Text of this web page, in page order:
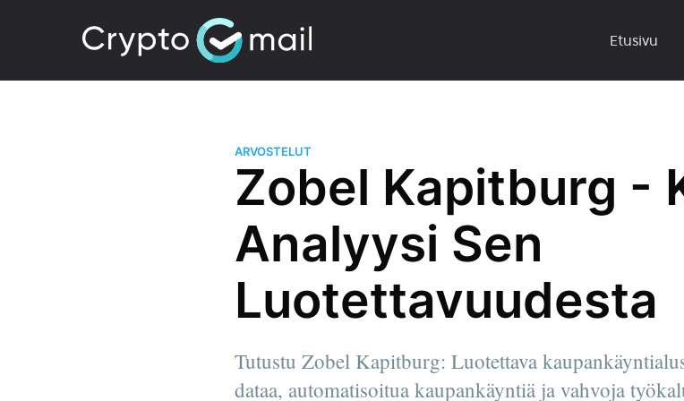
Etusivu
ARVOSTELUT
Zobel Kapitburg -
Analyysi Sen
Luotettavuudesta
Tutustu Zobel Kapitburg: Luotettava
dataa, automatisoitua kaupankäyntiä ja vahvoja